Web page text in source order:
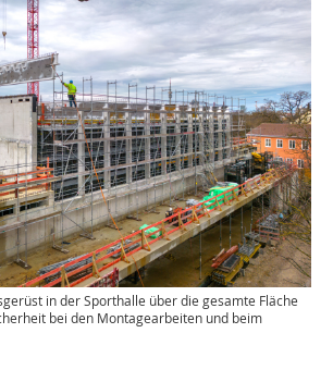
in der Sporthalle über die gesamte Fläche
bei den Montagearbeiten und beim